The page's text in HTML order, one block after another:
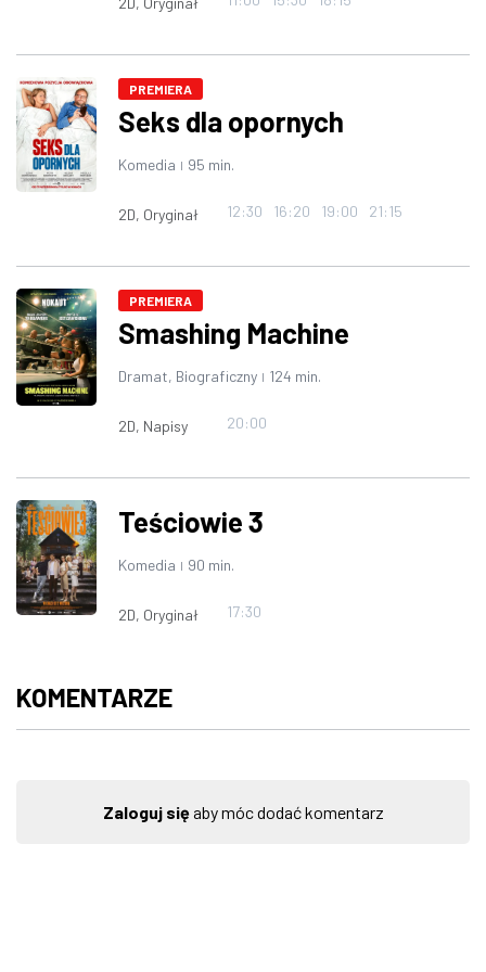
PREMIERA
Seks dla opornych
Komedia | 95 min.
2D, Oryginał 12:30 16:20 19:00 21:15
PREMIERA
Smashing Machine
Dramat, Biograficzny | 124 min.
2D, Napisy 20:00
Teściowie 3
Komedia | 90 min.
2D, Oryginał 17:30
KOMENTARZE
Zaloguj sięaby móc dodać komentarz